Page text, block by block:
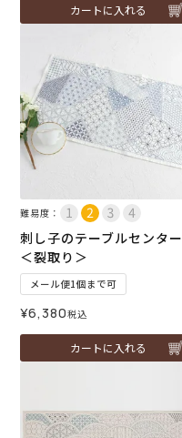
カートに入れる
難易度：
刺し子のテーブルセンター
＜裂取り＞
メール便1個まで可
¥6,380税込
カートに入れる